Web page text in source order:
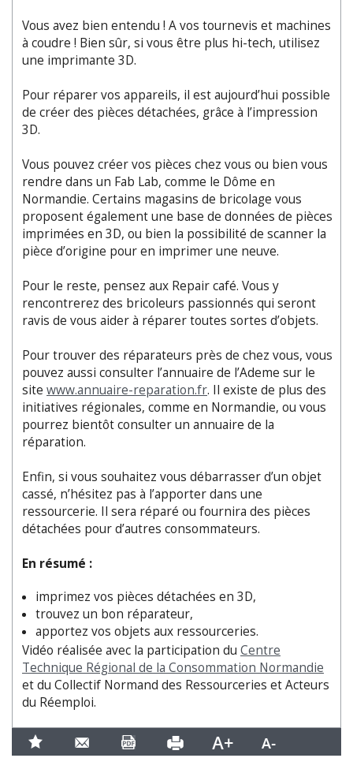
Vous avez bien entendu ! A vos tournevis et machines
à coudre ! Bien sûr, si vous être plus hi-tech, utilisez
une imprimante 3D.
Pour réparer vos appareils, il est aujourd’hui possible
de créer des pièces détachées, grâce à l’impression
3D.
Vous pouvez créer vos pièces chez vous ou bien vous
rendre dans un Fab Lab, comme le Dôme en
Normandie. Certains magasins de bricolage vous
proposent également une base de données de pièces
imprimées en 3D, ou bien la possibilité de scanner la
pièce d’origine pour en imprimer une neuve.
Pour le reste, pensez aux Repair café. Vous y
rencontrerez des bricoleurs passionnés qui seront
ravis de vous aider à réparer toutes sortes d’objets.
Pour trouver des réparateurs près de chez vous, vous
pouvez aussi consulter l’annuaire de l’Ademe sur le
site www.annuaire-reparation.fr. Il existe de plus des
initiatives régionales, comme en Normandie, ou vous
pourrez bientôt consulter un annuaire de la
réparation.
Enfin, si vous souhaitez vous débarrasser d’un objet
cassé, n’hésitez pas à l’apporter dans une
ressourcerie. Il sera réparé ou fournira des pièces
détachées pour d’autres consommateurs.
En résumé :
imprimez vos pièces détachées en 3D,
trouvez un bon réparateur,
apportez vos objets aux ressourceries.
Vidéo réalisée avec la participation du Centre
Technique Régional de la Consommation Normandie
et du Collectif Normand des Ressourceries et Acteurs
du Réemploi.